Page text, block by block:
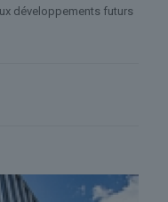
développements futurs